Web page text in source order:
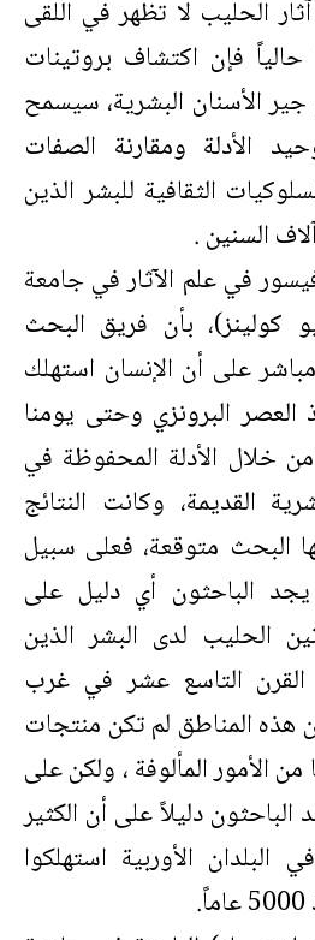
الحليب لا تظهر في اللقى
حالياً فإن اكتشاف بروتينات
الأسنان البشرية، سيسمح
الأدلة ومقارنة الصفات
الثقافية للبشر الذين
السنين .
في علم الآثار في جامعة
كولينز)، بأن فريق البحث
على أن الإنسان استهلك
العصر البرونزي وحتى يومنا
خلال الأدلة المحفوظة في
القديمة، وكانت النتائج
البحث متوقعة، فعلى سبيل
يجد الباحثون أي دليل على
الحليب لدى البشر الذين
التاسع عشر في غرب
هذه المناطق لم تكن منتجات
من الأمور المألوفة ، ولكن على
دليلاً على أن الكثير
البلدان الأوربية استهلكوا